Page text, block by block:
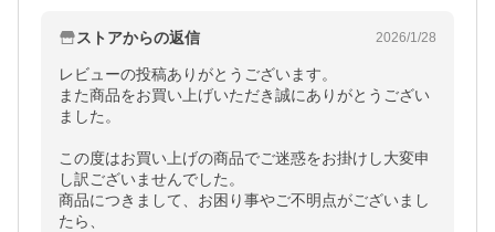
ストアからの返信 2026/1/28
レビューの投稿ありがとうございます。
また商品をお買い上げいただき誠にありがとうござい
ました。
この度はお買い上げの商品でご迷惑をお掛けし大変申
し訳ございませんでした。
商品につきまして、お困り事やご不明点がございまし
たら、